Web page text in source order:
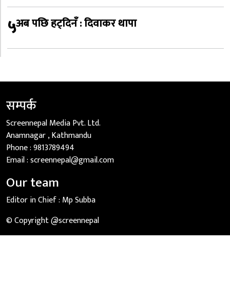
५अब पछि हट्दिनँ : दिवाकर थापा
सम्पर्क
Screennepal Media Pvt. Ltd.
Anamnagar , Kathmandu
Phone :9813789494
Email :screennepal@gmail.com
Our team
Editor in Chief : Mp Subba
© Copyright @screennepal